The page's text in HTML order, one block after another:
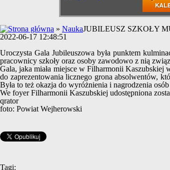
» NaukaJUBILEUSZ SZKOŁY
2022-06-17 12:48:51
Uroczysta Gala Jubileuszowa była punktem
pracownicy szkoły oraz osoby zawodowo z nią
Gala, jaka miała miejsce w Filharmonii Kaszubskiej
do zaprezentowania licznego grona absolwentów,
Była to też okazja do wyróżnienia i nagrodzenia
We foyer Filharmonii Kaszubskiej udostępniona
qrator
foto: Powiat Wejherowski
Tagi: